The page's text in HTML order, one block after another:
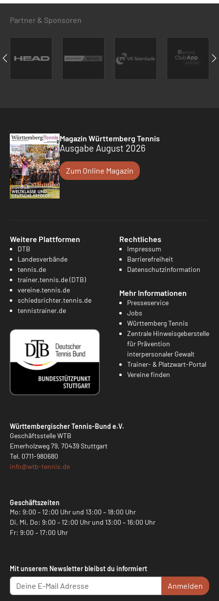
Partner & Sponsoren
Magazin Württemberg Tennis
Ausgabe August 2026
Zum Online Magazin
Weitere Plattformen
DTB
Landesverbände
tennis.de
trainer.tennis.de (DTB)
vereine.tennis.de
schiedsrichter.tennis.de
tennistrainer.de
Rechtliches
Impressum
Barrierefreiheit
Datenschutzinformation
Mehr Informationen
Presseservice
Jobs
Württemberg Tennis
Zentrale Hinweisgeberstelle
für Prävention
interpersonaler Gewalt
Trainer- & Platzwart-Portal
Vereine finden
Württembergischer Tennis-Bund e.V.
Geschäftsstelle WTB
Emerholzweg 79, 70439 Stuttgart
Tel. 0711-980680
info@wtb-tennis.de
Geschäftszeiten
Mo: 9:00 – 12:00 Uhr und 13:00 – 18:00 Uhr
Di, Mi, Do: 9:00 – 12:00 Uhr und 13:00 – 16:00 Uhr
Fr: 9:00 – 17:00 Uhr
Mit unserem Newsletter bleibst du informiert
Anmelden